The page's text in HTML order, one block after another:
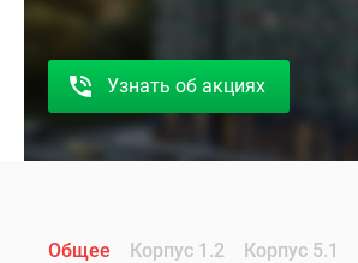
Узнать об акциях
Общее Корпус 1.2 Корпус 5.1